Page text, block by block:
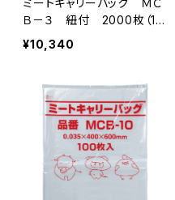
ミートキャリーバック ＭＣ
Ｂ－３ 紐付 2000枚（10
0枚×20冊）
¥10,340